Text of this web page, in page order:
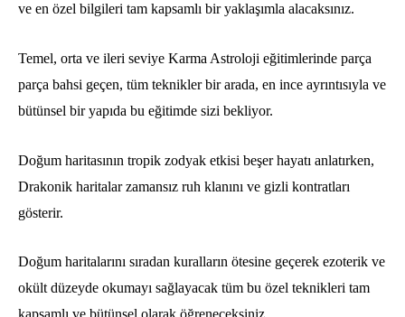
ve en özel bilgileri tam kapsamlı bir yaklaşımla alacaksınız.
Temel, orta ve ileri seviye Karma Astroloji eğitimlerinde parça
parça bahsi geçen, tüm teknikler bir arada, en ince ayrıntısıyla ve
bütünsel bir yapıda bu eğitimde sizi bekliyor.
Doğum haritasının tropik zodyak etkisi beşer hayatı anlatırken,
Drakonik haritalar zamansız ruh klanını ve gizli kontratları
gösterir.
Doğum haritalarını sıradan kuralların ötesine geçerek ezoterik ve
okült düzeyde okumayı sağlayacak tüm bu özel teknikleri tam